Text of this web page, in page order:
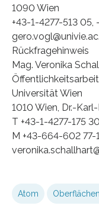
1090 Wien
+43-1-4277-513 05,
Rückfragehinweis
Mag. Veronika
Öffentlichkeitsarbeit
Universität Wien
1010 Wien, Dr.-
T +43-1-4277-175
M +43-664-602 77-
Atom